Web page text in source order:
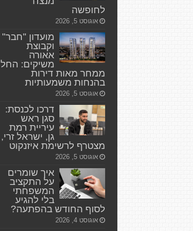
לחופשה
אוגוסט 5, 2026
מועדון "חבר"
וקבוצת
אאורה
משיקים: החל
ממחר מאות דירות
בהנחות משמעותיות
אוגוסט 5, 2026
דרכו לכנסת:
סגן ראש
עיריית רמת
גן, ישראל זרי,
מצטרף לרשימת איזנקוט
אוגוסט 5, 2026
איך שומרים
על התקציב
המשפחתי
בלי להגיע
לסוף החודש בהפתעה?
אוגוסט 4, 2026